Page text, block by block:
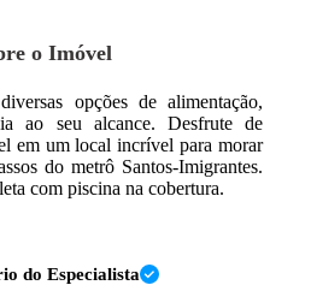
o Imóvel
opções de alimentação,
ao seu alcance. Desfrute de
em um local incrível para morar
do metrô Santos-Imigrantes.
com piscina na cobertura.
do Especialista